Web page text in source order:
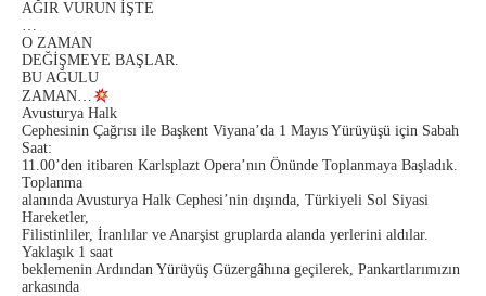
AĞIR VURUN İŞTE
…
O ZAMAN
DEĞİŞMEYE BAŞLAR.
BU AĞULU
ZAMAN…
Avusturya Halk
Cephesinin Çağrısı ile Başkent Viyana’da 1 Mayıs Yürüyüşü için Sabah
Saat:
11.00’den itibaren Karlsplazt Opera’nın Önünde Toplanmaya Başladık.
Toplanma
alanında Avusturya Halk Cephesi’nin dışında, Türkiyeli Sol Siyasi
Hareketler,
Filistinliler, İranlılar ve Anarşist gruplarda alanda yerlerini aldılar.
Yaklaşık 1 saat
beklemenin Ardından Yürüyüş Güzergâhına geçilerek, Pankartlarımızın
arkasında